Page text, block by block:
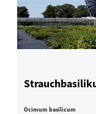
Ocimum basilicum